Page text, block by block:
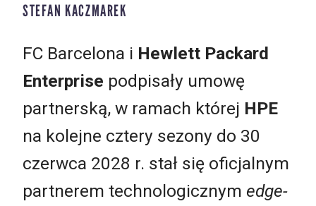
STEFAN KACZMAREK
FC Barcelona i Hewlett Packard
Enterprise podpisały umowę
partnerską, w ramach której HPE
na kolejne cztery sezony do 30
czerwca 2028 r. stał się oficjalnym
partnerem technologicznym edge-